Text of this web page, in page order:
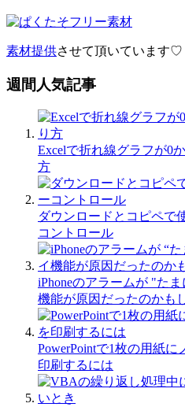
素材提供させて頂いています♡
週間人気記事
Excelで折れ線グラフが0
方
ダウンロードとコピペで
コントロール
iPhoneのアラームが "た
機能が原因だったのかも
PowerPointで1枚の用紙
印刷するには